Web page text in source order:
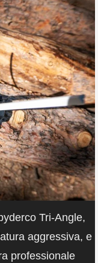
Tri-Angle,
aggressiva, e
professionale